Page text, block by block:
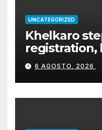
UNCATEGORIZED
Khelkaro
registration,
payments &
6 AGOSTO, 2026